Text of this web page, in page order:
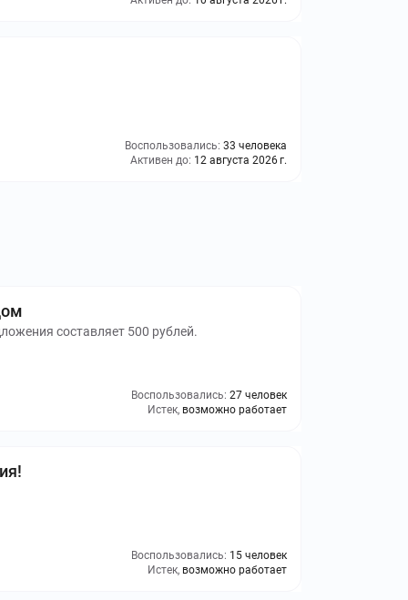
Воспользовались: 33 человека
Активен до: 12 августа 2026 г.
составляет 500 рублей.
Воспользовались: 27 человек
Истек, возможно работает
Воспользовались: 15 человек
Истек, возможно работает